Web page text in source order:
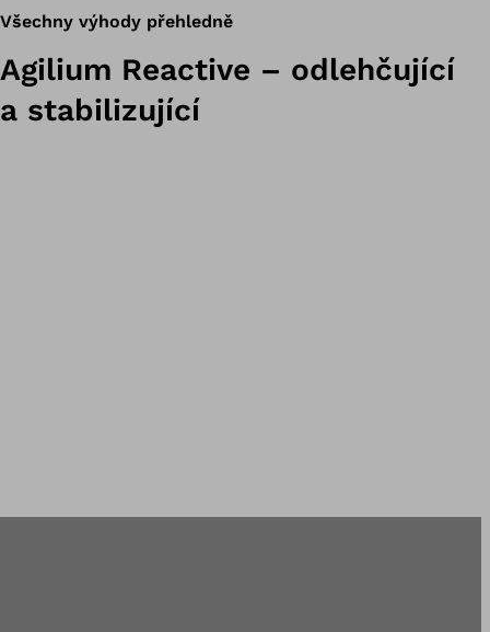
Všechny výhody přehledně
Agilium Reactive – odlehčující
a stabilizující